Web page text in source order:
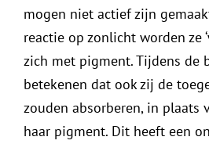
mogen niet actief zijn
reactie op zonlicht worden ze
zich met pigment. Tijdens de
betekenen dat ook zij de
zouden absorberen, in plaats
haar pigment. Dit heeft een